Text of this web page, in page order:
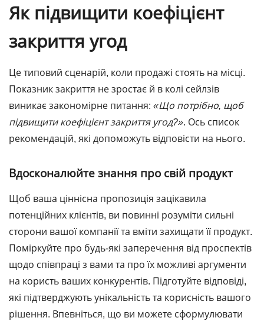
Як підвищити коефіцієнт
закриття угод
Це типовий сценарій, коли продажі стоять на місці.
Показник закриття не зростає й в колі сейлзів
виникає закономірне питання: «Що потрібно, щоб
підвищити коефіцієнт закриття угод?». Ось список
рекомендацій, які допоможуть відповісти на нього.
Вдосконалюйте знання про свій продукт
Щоб ваша ціннісна пропозиція зацікавила
потенційних клієнтів, ви повинні розуміти сильні
сторони вашої компанії та вміти захищати її продукт.
Поміркуйте про будь-які заперечення від проспектів
щодо співпраці з вами та про їх можливі аргументи
на користь ваших конкурентів. Підготуйте відповіді,
які підтверджують унікальність та корисність вашого
рішення. Впевніться, що ви можете сформулювати